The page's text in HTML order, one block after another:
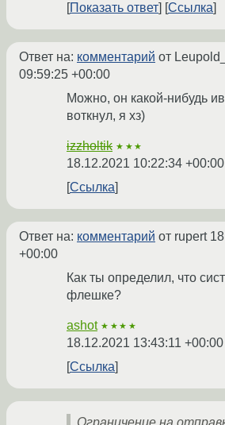
Показать ответ
Ссылка
Ответ на: комментарий от
09:59:25 +00:00
Можно, он какой-нибудь
воткнул, я хз)
izzholtik ★★★
18.12.2021 10:22:34 +00:00
Ссылка
Ответ на: комментарий от rupert
+00:00
Как ты определил, что
флешке?
ashot ★★★★
18.12.2021 13:43:11 +00:00
Ссылка